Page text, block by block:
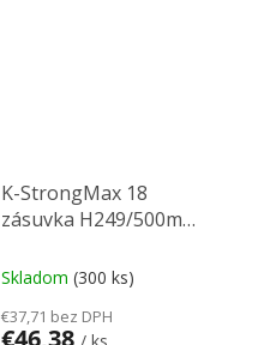
K-StrongMax 18
zásuvka H249/500mm
Skladom (300 ks)
€37,71 bez DPH
€46,38